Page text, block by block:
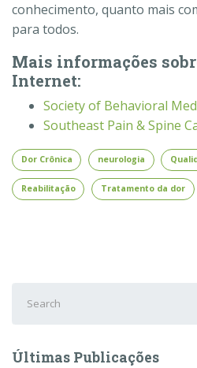
conhecimento, quanto mais
para todos.
Mais informações
Internet:
Societyof Behavioral
Southeast Pain & Spine
Dor Crônica neurologia
Reabilitação Tratamento da dor
for:
Últimas Publicações